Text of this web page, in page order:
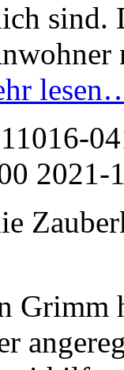
2021-